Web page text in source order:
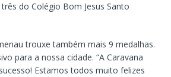
do Colégio Bom Jesus Santo
trouxe também mais 9 medalhas.
para a nossa cidade. “A Caravana
Estamos todos muito felizes